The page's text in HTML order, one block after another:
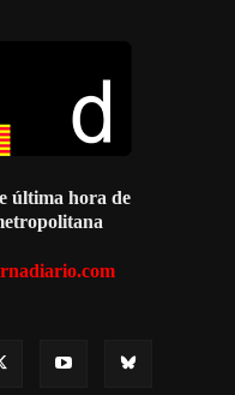
última hora de